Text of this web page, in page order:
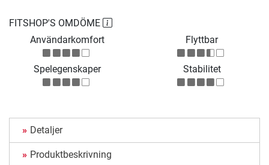
FITSHOP'S OMDÖME
Användarkomfort
Flyttbar
Spelegenskaper Stabilitet
Detaljer
Produktbeskrivning